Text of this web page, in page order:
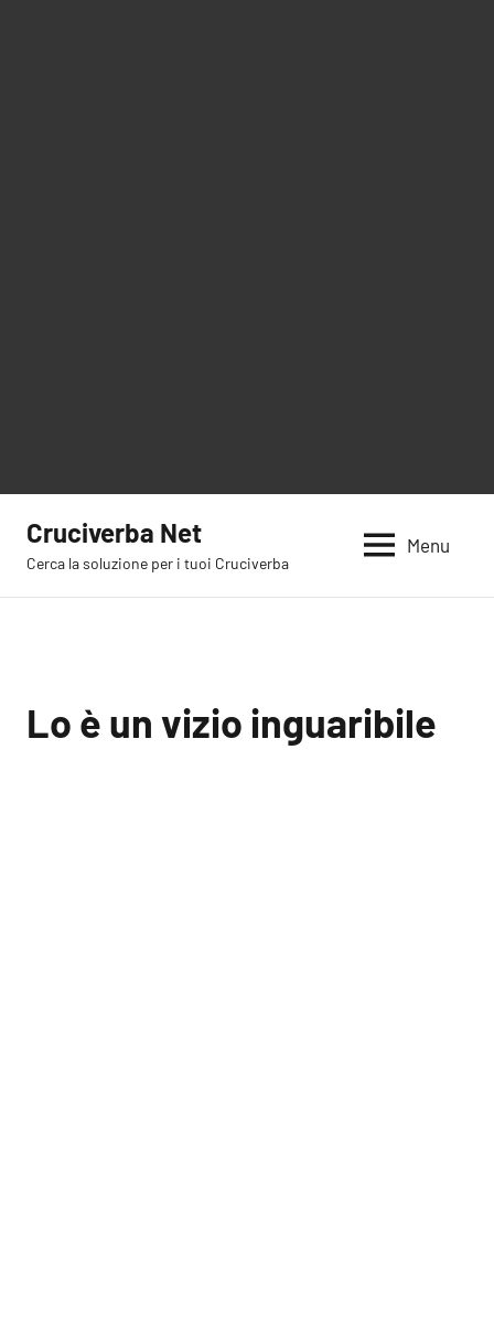
contenuto
Cruciverba Net
Cerca la soluzione per i tuoi Cruciverba
Menu
Lo è un vizio inguaribile